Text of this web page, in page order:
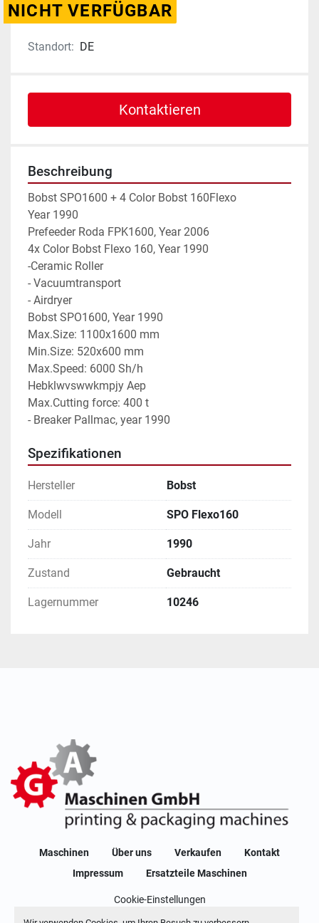
NICHT VERFÜGBAR
Standort: DE
Kontaktieren
Beschreibung
Bobst SPO1600 + 4 Color Bobst 160Flexo
Year 1990
Prefeeder Roda FPK1600, Year 2006
4x Color Bobst Flexo 160, Year 1990
-Ceramic Roller
- Vacuumtransport
- Airdryer
Bobst SPO1600, Year 1990
Max.Size: 1100x1600 mm
Min.Size: 520x600 mm
Max.Speed: 6000 Sh/h
Hebklwvswwkmpjy Aep
Max.Cutting force: 400 t
- Breaker Pallmac, year 1990
Spezifikationen
Hersteller Bobst
Modell SPO Flexo160
Jahr 1990
Zustand Gebraucht
Lagernummer 10246
Maschinen Über uns Verkaufen
Kontakt
Impressum
Ersatzteile Maschinen
Cookie-Einstellungen
Machinio System-Website vonMachinio